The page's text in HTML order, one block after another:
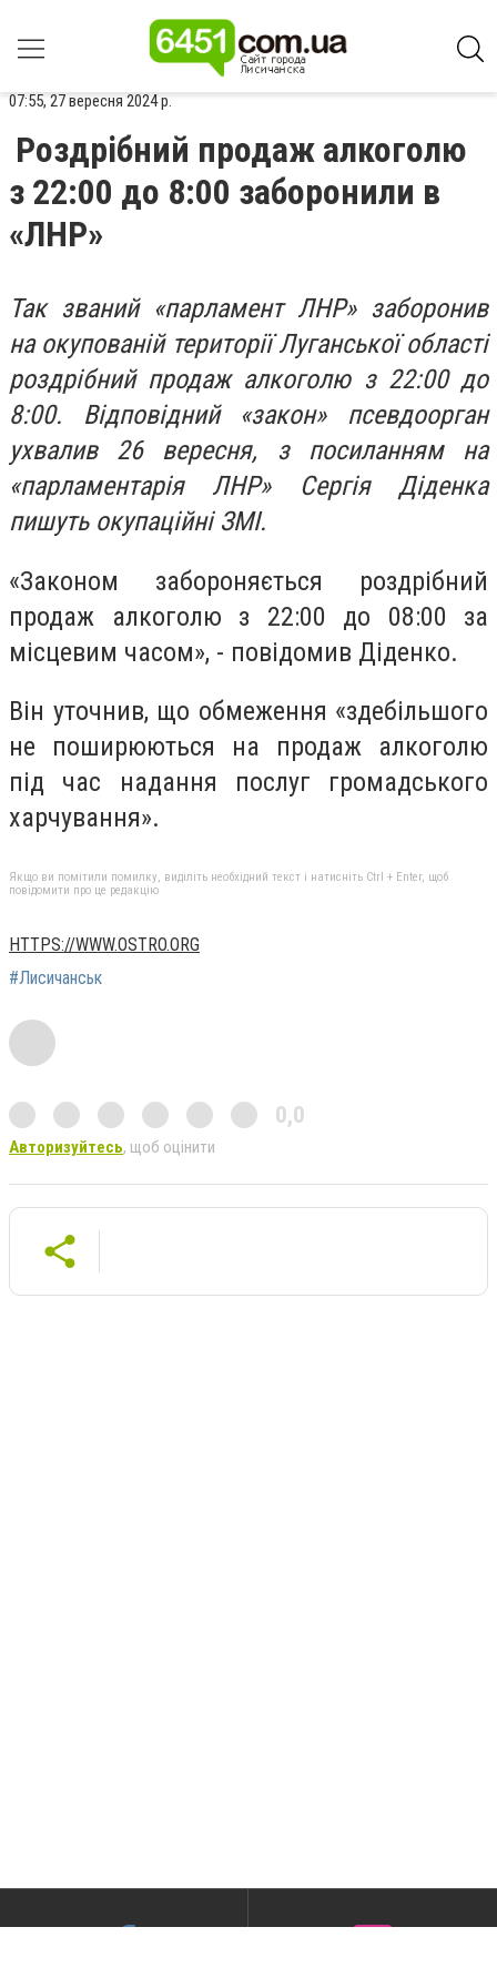
07:55, 27 вересня 2024 р.
Роздрібний продаж алкоголю
з 22:00 до 8:00 заборонили в
«ЛНР»
Так званий «парламент ЛНР» заборонив
на окупованій території Луганської області
роздрібний продаж алкоголю з 22:00 до
8:00. Відповідний «закон» псевдоорган
ухвалив 26 вересня, з посиланням на
«парламентарія ЛНР» Сергія Діденка
пишуть окупаційні ЗМІ.
«Законом забороняється роздрібний
продаж алкоголю з 22:00 до 08:00 за
місцевим часом», - повідомив Діденко.
Він уточнив, що обмеження «здебільшого
не поширюються на продаж алкоголю
під час надання послуг громадського
харчування».
Якщо ви помітили помилку, виділіть необхідний текст і натисніть Ctrl + Enter, щоб
повідомити про це редакцію
HTTPS://WWW.OSTRO.ORG
#Лисичанськ
0,0
Авторизуйтесь, щоб оцінити